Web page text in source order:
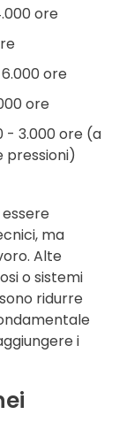
ore
ore
ore
- 3.000 ore (a
pressioni)
ma
Alte
o sistemi
ridurre
i